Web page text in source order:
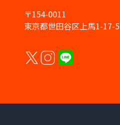
〒154-0011
東京都世田谷区上馬1-17-5